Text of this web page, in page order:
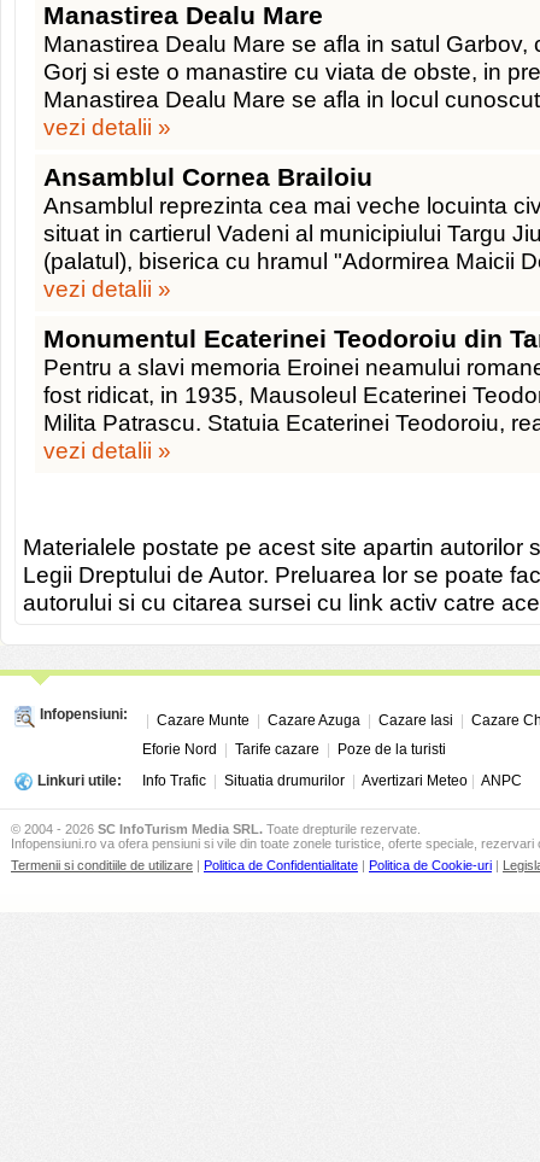
Manastirea Dealu Mare
Manastirea Dealu Mare se afla in satul
Gorj si este o manastire cu viata de obste, in
Manastirea Dealu Mare se afla in locul
vezi detalii »
Ansamblul Cornea Brailoiu
Ansamblul reprezinta cea mai veche locuinta
situat in cartierul Vadeni al municipiului Targu
(palatul), biserica cu hramul "Adormirea Maicii
vezi detalii »
Monumentul Ecaterinei Teodoroiu din
Pentru a slavi memoria Eroinei neamului
fost ridicat, in 1935, Mausoleul Ecaterinei
Milita Patrascu. Statuia Ecaterinei Teodoroiu,
vezi detalii »
Materialele postate pe acest site apartin autorilor
Legii Dreptului de Autor. Preluarea lor se poate
autorului si cu citarea sursei cu link activ catre
Infopensiuni: Cazare Munte Cazare Azuga Cazare Iasi
Cazare
Eforie Nord
Tarife cazare
Poze de la turisti
Linkuri utile:
Info Trafic Situatia drumurilor Avertizari Meteo ANPC
© 2004 - 2026 SC InfoTurism Media SRL. Toate drepturile rezervate.
Infopensiuni.ro va ofera pensiuni si vile din toate zonele turistice, oferte speciale, rezervari
Termenii si conditiile de utilizare | Politica de Confidentialitate | Politica de Cookie-uri |